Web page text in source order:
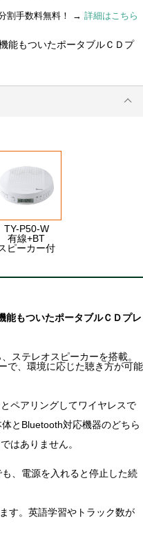
割手数料無料！ → 詳細はこちら
能もついたポータブルＣＤプ
TY-P50-W
有線+BT
ピーカー付
もついたポータブルＣＤプレ
ステレオスピーカーを搭載。
で、環境に応じた聴き方が可能
ペアリングしてワイヤレスで
とBluetooth対応機器のどちら
はありません。
、電源を入れると停止した続
す。英語学習やトラック数が